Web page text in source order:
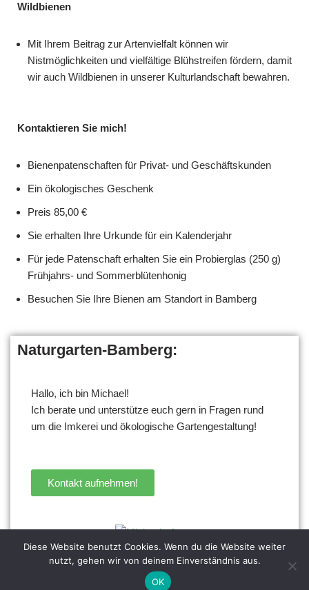
Wildbienen
Mit Ihrem Beitrag zur Artenvielfalt können wir
Nistmöglichkeiten und vielfältige Blühstreifen fördern, damit
wir auch Wildbienen in unserer Kulturlandschaft bewahren.
Kontaktieren Sie mich!
Bienenpatenschaften für Privat- und Geschäftskunden
Ein ökologisches Geschenk
Preis 85,00 €
Sie erhalten Ihre Urkunde für ein Kalenderjahr
Für jede Patenschaft erhalten Sie ein Probierglas (250 g)
Frühjahrs- und Sommerblütenhonig
Besuchen Sie Ihre Bienen am Standort in Bamberg
Naturgarten-Bamberg:
Hallo, ich bin Michael!
Ich berate und unterstütze euch gern in Fragen rund
um die Imkerei und ökologische Gartengestaltung!
Kontakt aufnehmen!
Michael (Gründer und Autor der Seite)
Diese Website benutzt Cookies. Wenn du die Website weiter
nutzt, gehen wir von deinem Einverständnis aus.
OK